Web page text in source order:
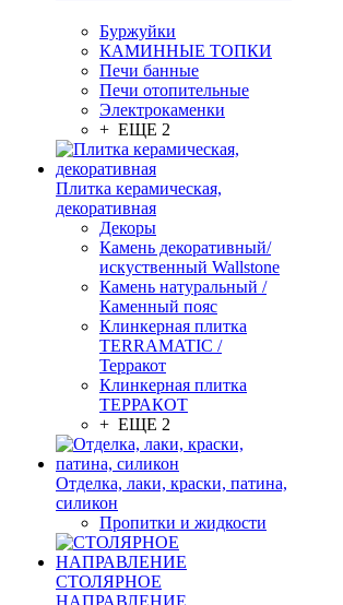
Буржуйки
КАМИННЫЕ ТОПКИ
Печи банные
Печи отопительные
Электрокаменки
+ ЕЩЕ 2
Плитка керамическая,
декоративная
Декоры
Камень декоративный/
искуственный Wallstone
Камень натуральный /
Каменный пояс
Клинкерная плитка
TERRAMATIC /
Терракот
Клинкерная плитка
ТЕРРАКОТ
+ ЕЩЕ 2
Отделка, лаки, краски, патина,
силикон
Пропитки и жидкости
СТОЛЯРНОЕ
НАПРАВЛЕНИЕ